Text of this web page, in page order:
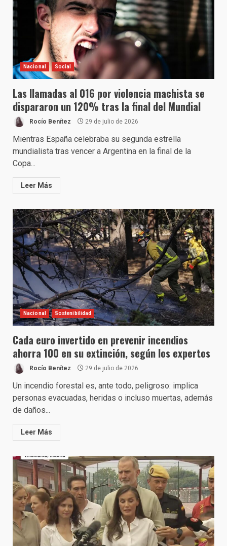
Nacional Social
Las llamadas al 016 por violencia machista se
dispararon un 120% tras la final del Mundial
Rocío Benítez 29 de julio de 2026
Mientras España celebraba su segunda estrella
mundialista tras vencer a Argentina en la final de la
Copa...
Leer Más
Nacional Sostenibilidad
Cada euro invertido en prevenir incendios
ahorra 100 en su extinción, según los expertos
Rocío Benítez 29 de julio de 2026
Un incendio forestal es, ante todo, peligroso: implica
personas evacuadas, heridas o incluso muertas, además
de daños...
Leer Más